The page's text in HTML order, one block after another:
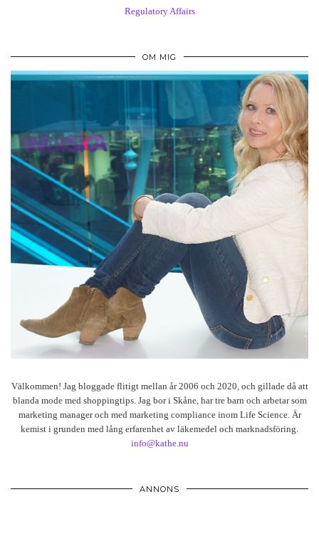
Regulatory Affairs
OM MIG
Välkommen! Jag bloggade flitigt mellan år 2006 och 2020, och gillade då att
blanda mode med shoppingtips. Jag bor i Skåne, har tre barn och arbetar som
marketing manager och med marketing compliance inom Life Science. Är
kemist i grunden med lång erfarenhet av läkemedel och marknadsföring.
info@kathe.nu
ANNONS